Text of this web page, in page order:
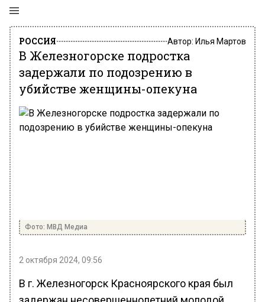
РОССИЯ Автор: Илья Мартов
В Железногорске подростка
задержали по подозрению в
убийстве женщины-опекуна
Фото: МВД Медиа
2 октября 2024, 09:56
В г. Железногорск Красноярского края был